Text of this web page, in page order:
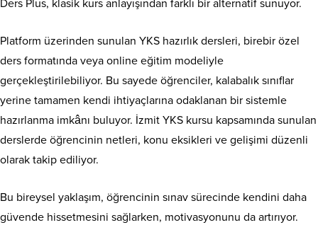
Ders Plus, klasik kurs anlayışından farklı bir alternatif sunuyor.
Platform üzerinden sunulan YKS hazırlık dersleri, birebir özel
ders formatında veya online eğitim modeliyle
gerçekleştirilebiliyor. Bu sayede öğrenciler, kalabalık sınıflar
yerine tamamen kendi ihtiyaçlarına odaklanan bir sistemle
hazırlanma imkânı buluyor. İzmit YKS kursu kapsamında sunulan
derslerde öğrencinin netleri, konu eksikleri ve gelişimi düzenli
olarak takip ediliyor.
Bu bireysel yaklaşım, öğrencinin sınav sürecinde kendini daha
güvende hissetmesini sağlarken, motivasyonunu da artırıyor.